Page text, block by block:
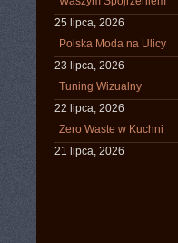
25 lipca, 2026
Polska Moda na Ulicy
23 lipca, 2026
Tuning Wizualny
22 lipca, 2026
Zero Waste w Kuchni
21 lipca, 2026